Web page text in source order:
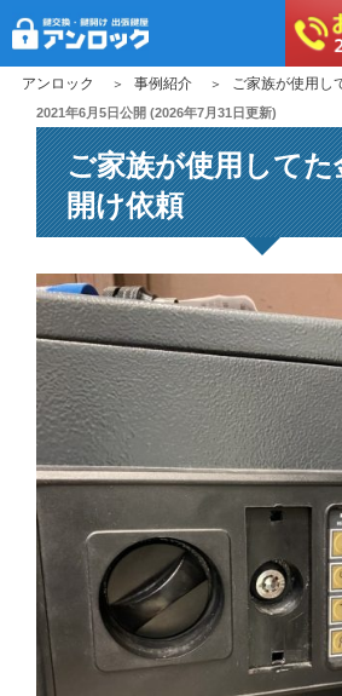
アンロック
アンロック 事例紹介 ご家族が使用し
投
稿
日:
2021年6月5日公開 (2026年7月31日更新)
ご家族が使用してた
開け依頼